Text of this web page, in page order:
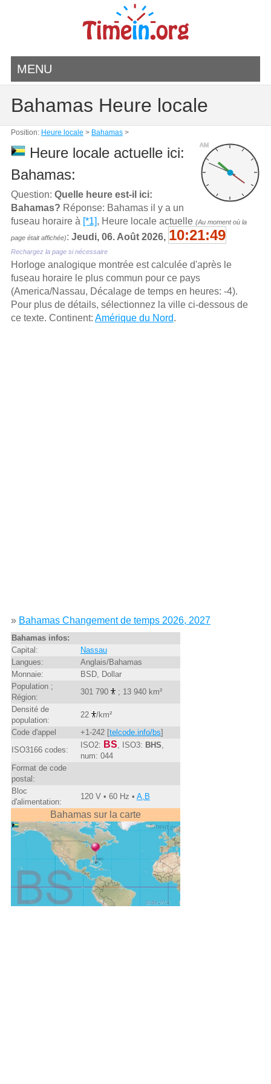
MENU
Bahamas Heure locale
Position: Heure locale > Bahamas>
AM
Heure locale actuelle ici:
Bahamas:
Question: Quelle heure est-il ici:
Bahamas? Réponse: Bahamas il y a un
fuseau horaire à [*1], Heure locale actuelle (Au moment où la
page était affichée): Jeudi, 06. Août 2026, 10:21:49
Rechargez la page si nécessaire
Horloge analogique montrée est calculée d'aprѐs le
fuseau horaire le plus commun pour ce pays
(America/Nassau, Décalage de temps en heures: -4).
Pour plus de détails, sélectionnez la ville ci-dessous de
ce texte. Continent: Amérique du Nord.
» Bahamas Changement de temps 2026, 2027
Bahamas infos:
Capital:
Nassau
Langues:
Anglais/Bahamas
Monnaie:
BSD, Dollar
Population ;
Région:
301 790
; 13 940 km²
Densité de
population:
22
/km²
Code d'appel
+1-242 [telcode.info/bs]
ISO3166 codes:
ISO2: BS , ISO3: BHS
num: 044
Format de code
postal:
Bloc
d'alimentation:
120 V • 60 Hz • A,B
Bahamas sur la carte